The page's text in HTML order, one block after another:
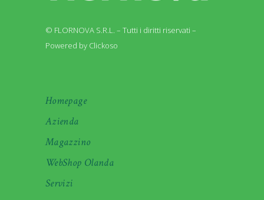
© FLORNOVA S.R.L. – Tutti i diritti riservati –
Powered by Clickoso
Homepage
Azienda
Magazzino
WebShop Olanda
Servizi